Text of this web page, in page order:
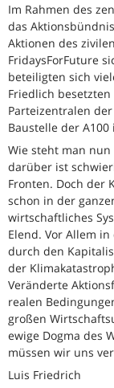
Im Rahmen des
das
Aktionen des
FridaysForFuture
beteiligten sich
Friedlich
Parteizentralen
Baustelle der A100
Wie steht man nun
darüber ist
Fronten. Doch der
schon in der
wirtschaftliches
Elend. Vor Allem
durch den
der
Veränderte
realen
großen
ewige Dogma des
müssen wir uns
Luis Friedrich